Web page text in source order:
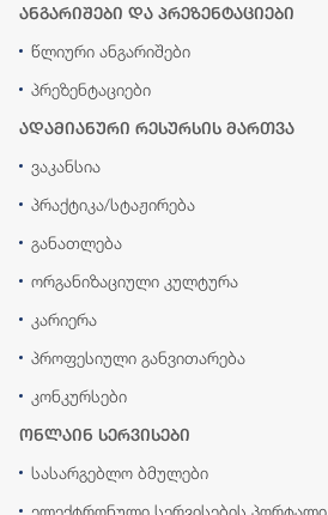
ანგარიშები და პრეზენტაციები
წლიური ანგარიშები
პრეზენტაციები
ადამიანური რესურსის მართვა
ვაკანსია
პრაქტიკა/სტაჟირება
განათლება
ორგანიზაციული კულტურა
კარიერა
პროფესიული განვითარება
კონკურსები
ონლაინ სერვისები
სასარგებლო ბმულები
ელექტრონული სერვისების პორტალი